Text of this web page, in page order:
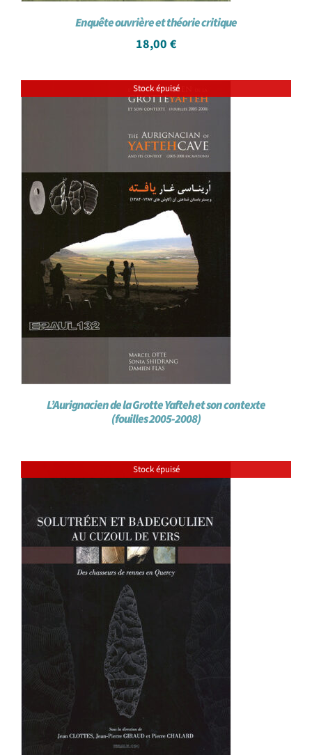
Enquête ouvrière et théorie critique
18,00 €
Stock épuisé
L’Aurignacien de la Grotte Yafteh et son contexte
(fouilles 2005-2008)
Stock épuisé